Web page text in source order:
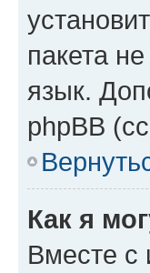
пакета
язык.
phpBB
Как я
Вместе с